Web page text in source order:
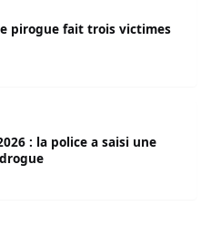
pirogue fait trois victimes
: la police a saisi une